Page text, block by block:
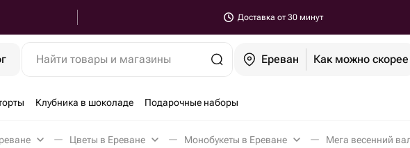
Доставка от 30 минут
Найти товары и магазины Ереван Как можно скорее
Клубника в шоколаде Подарочные наборы
Цветы в Ереване Монобукеты в Ереване Мега весенний